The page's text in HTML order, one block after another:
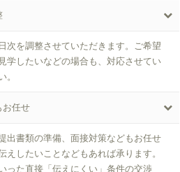
次を調整させていただきます。ご希望
学したいなどの場合も、対応させてい
。
お任せ
出書類の準備、面接対策などもお任せ
えしたいことなどもあれば承ります。
った直接「伝えにくい」条件の交渉